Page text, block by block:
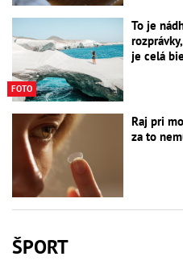
FOTO
To je
rozprávky,
je celá
Raj pri
za to
ŠPORT